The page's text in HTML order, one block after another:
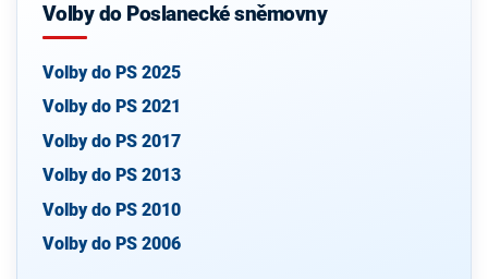
Volby do Poslanecké sněmovny
Volby do PS 2025
Volby do PS 2021
Volby do PS 2017
Volby do PS 2013
Volby do PS 2010
Volby do PS 2006